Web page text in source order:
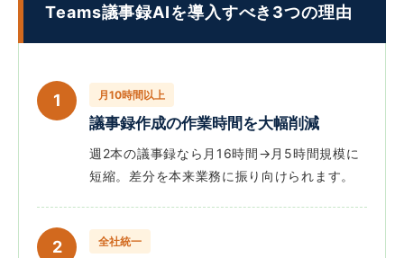
Teams議事録AIを導入すべき3つの理由
1 月10時間以上
議事録作成の作業時間を大幅削減
週2本の議事録なら月16時間→月5時間規模に
短縮。差分を本来業務に振り向けられます。
2 全社統一